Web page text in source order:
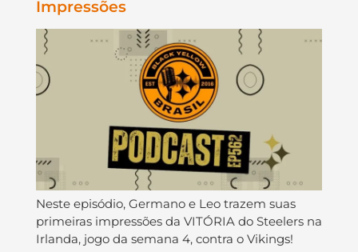
Impressões
Neste episódio, Germano e Leo trazem suas
primeiras impressões da VITÓRIA do Steelers na
Irlanda, jogo da semana 4, contra o Vikings!